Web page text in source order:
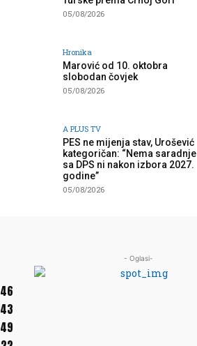
05/08/2026
Hronika
Marović od 10. oktobra
slobodan čovjek
05/08/2026
A PLUS TV
PES ne mijenja stav, Urošević
kategoričan: “Nema saradnje
sa DPS ni nakon izbora 2027.
godine”
05/08/2026
- Oglasi-